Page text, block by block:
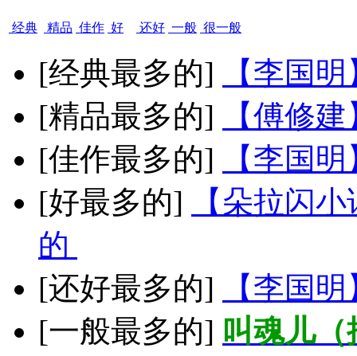
经典 精品 佳作 好 还好 一般 很一般
[经典最多的]
【李国
[精品最多的]
【傅修
[佳作最多的]
【李国
[好最多的]
【朵拉闪
的
[还好最多的]
【李国
[一般最多的] 叫魂儿